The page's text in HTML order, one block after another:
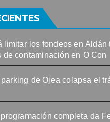
limitar los fondeos en Aldán
de contaminación en O Con
de Ojea colapsa el
completa da